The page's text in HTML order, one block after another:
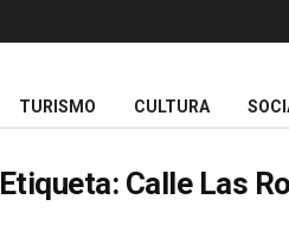
TURISMO CULTURA
Etiqueta: Calle Las